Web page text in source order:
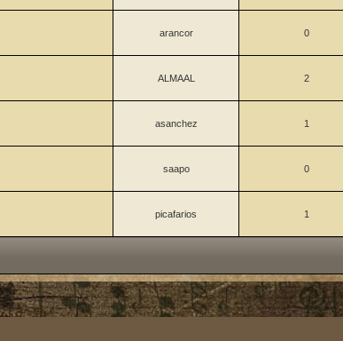
arancor 0
ALMAAL 2
asanchez 1
saapo 0
picafarios 1